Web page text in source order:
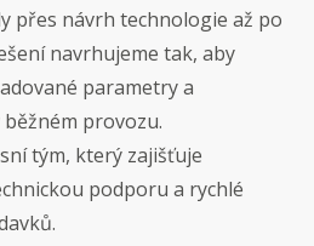
přes návrh technologie až po
navrhujeme tak, aby
parametry a
provozu.
tým, který zajišťuje
podporu a rychlé